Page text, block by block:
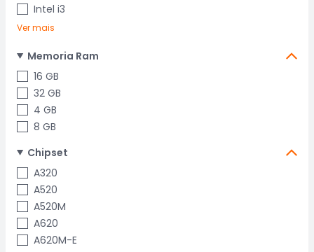
Intel i3
Ver mais
Memoria Ram
16 GB
32 GB
4 GB
8 GB
Chipset
A320
A520
A520M
A620
A620M-E